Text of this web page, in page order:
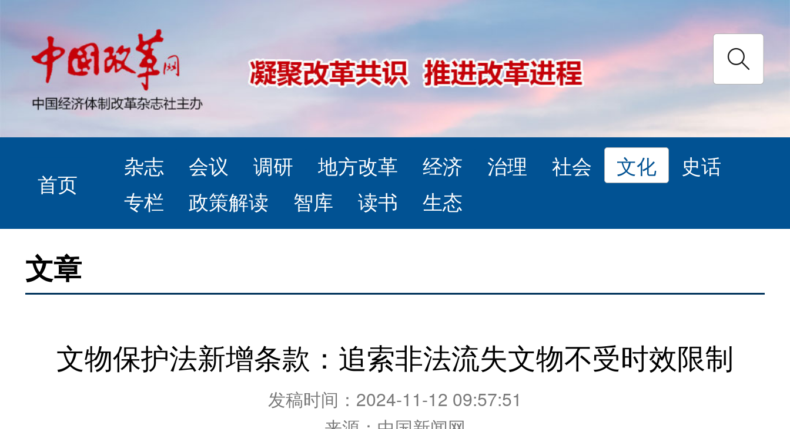
首页
杂志 会议 调研 地方改革 经济 治理 社会 文化
史话
专栏
政策解读 智库 读书 生态
文章
文物保护法新增条款：追索非法流失文物不受时效限制
发稿时间：2024-11-12 09:57:51